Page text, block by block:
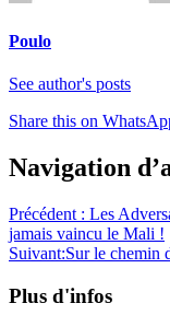
Poulo
See author's posts
Share this on
Navigation
Précédent : Les
jamais vaincu le Mali !
Suivant:Sur le chemin
Plus d'infos